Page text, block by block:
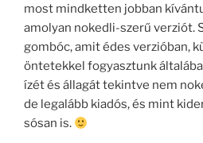
most mindketten jobban
amolyan nokedli-szerű verziót.
gombóc, amit édes verzióban,
öntetekkel fogyasztunk
ízét és állagát tekintve nem
de legalább kiadós, és mint
sósan is.